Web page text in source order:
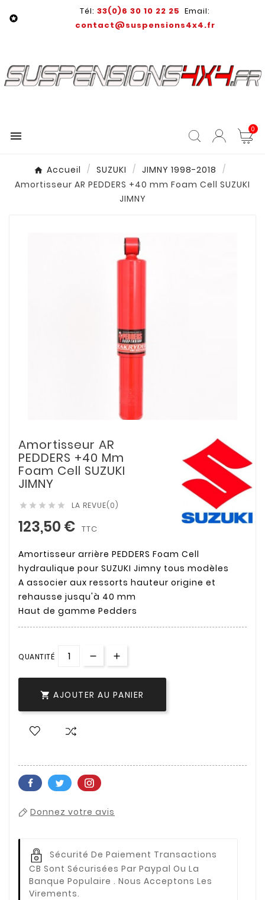

Tél: 33(0)6 30 10 22 25 Email:
contact@suspensions4x4.fr
 0
Accueil SUZUKI
JIMNY 1998-2018
Amortisseur AR PEDDERS +40 mm Foam Cell SUZUKI
JIMNY
Amortisseur AR
PEDDERS +40 Mm
Foam Cell SUZUKI
JIMNY
     LA REVUE(0)
123,50 € TTC
Amortisseur arrière PEDDERS Foam Cell
hydraulique pour SUZUKI Jimny tous modèles
A associer aux ressorts hauteur origine et
rehausse jusqu'à 40 mm
Haut de gamme Pedders
QUANTITÉ
 AJOUTER AU PANIER
Donnez votre avis
Sécurité De Paiement Transactions
CB Sont Sécurisées Par Paypal Ou La
Banque Populaire . Nous Acceptons Les
Virements.